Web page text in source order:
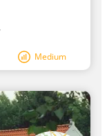
Medium